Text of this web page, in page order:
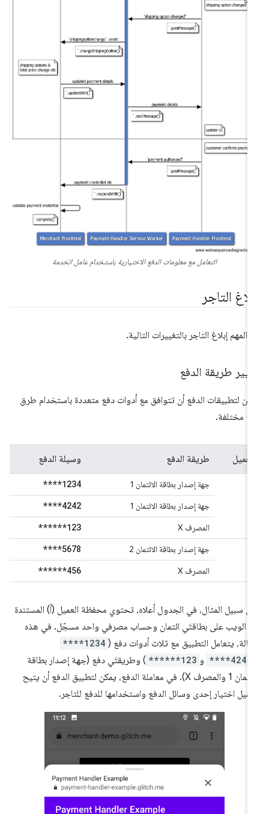
التعامل مع معلومات الدفع الاختيارية باستخدام عامل الخدمة
التاجر
المهم إبلاغ التاجر بالتغييرات التالية.
طريقة الدفع
لتطبيقات الدفع أن تتوافق مع أدوات دفع متعددة باستخدام طرق
مختلفة.
العميل طريقة الدفع وسيلة الدفع
جهة إصدار بطاقة الائتمان 1 ****1234
جهة إصدار بطاقة الائتمان 1 ****4242
المصرف X ******123
جهة إصدار بطاقة الائتمان 2 ****5678
المصرف X ******456
سبيل المثال، في الجدول أعلاه، تحتوي محفظة العميل (أ) المستندة
الويب على بطاقتَي ائتمان وحساب مصرفي واحد مسجّل. في هذه
يتعامل التطبيق مع ثلاث أدوات دفع ( ****1234
****4242 و ******123 ) وطريقتَي دفع (جهة إصدار بطاقة
الائتمان 1 والمصرف X). في معاملة الدفع، يمكن لتطبيق الدفع أن يتيح
اختيار إحدى وسائل الدفع واستخدامها للدفع للتاجر.